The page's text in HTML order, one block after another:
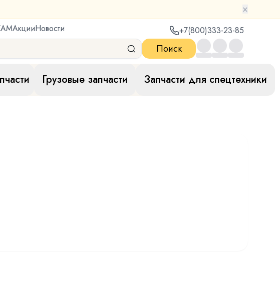
×
АкцииНовости +7(800)333-23-85
Поиск
Грузовые запчасти Запчасти для спецтехники